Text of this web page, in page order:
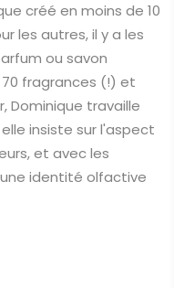
créé en moins de 10
les autres, il y a les
ou savon
fragrances (!) et
Dominique travaille
insiste sur l'aspect
et avec les
identité olfactive